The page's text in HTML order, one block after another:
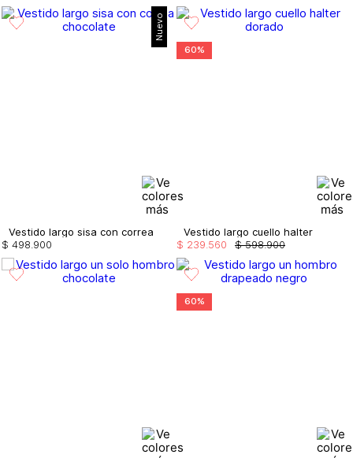
Nuevo
Vestido largo sisa con correa
$ 498 900
60%
Vestido largo cuello halter
$ 598.900
$ 239 560
60%